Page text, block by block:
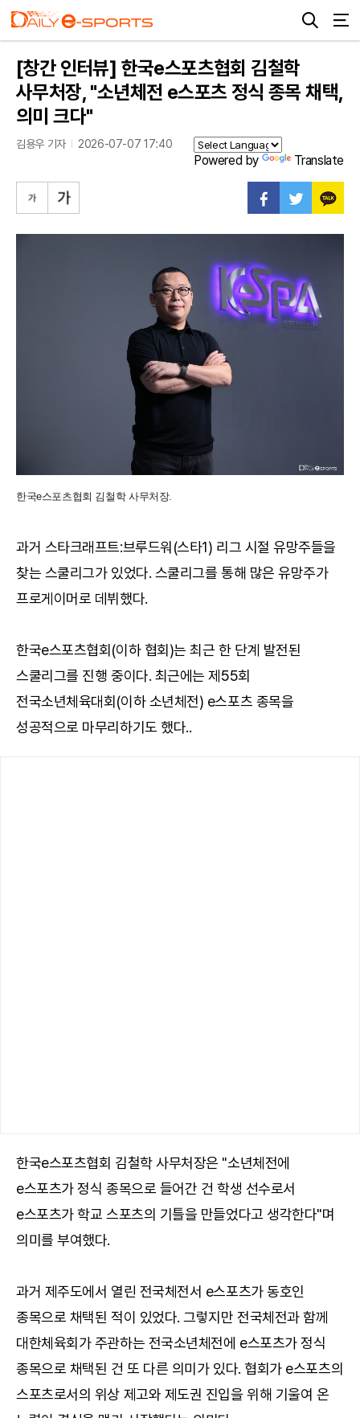
[창간 인터뷰] 한국e스포츠협회 김철학
사무처장, "소년체전 e스포츠 정식 종목 채택,
의미 크다"
김용우 기자 2026-07-07 17:40
Powered by Translate
한국e스포츠협회 김철학 사무처장.
과거 스타크래프트:브루드워(스타1) 리그 시절 유망주들을
찾는 스쿨리그가 있었다. 스쿨리그를 통해 많은 유망주가
프로게이머로 데뷔했다.
한국e스포츠협회(이하 협회)는 최근 한 단계 발전된
스쿨리그를 진행 중이다. 최근에는 제55회
전국소년체육대회(이하 소년체전) e스포츠 종목을
성공적으로 마무리하기도 했다..
한국e스포츠협회 김철학 사무처장은 "소년체전에
e스포츠가 정식 종목으로 들어간 건 학생 선수로서
e스포츠가 학교 스포츠의 기틀을 만들었다고 생각한다"며
의미를 부여했다.
과거 제주도에서 열린 전국체전서 e스포츠가 동호인
종목으로 채택된 적이 있었다. 그렇지만 전국체전과 함께
대한체육회가 주관하는 전국소년체전에 e스포츠가 정식
종목으로 채택된 건 또 다른 의미가 있다. 협회가 e스포츠의
스포츠로서의 위상 제고와 제도권 진입을 위해 기울여 온